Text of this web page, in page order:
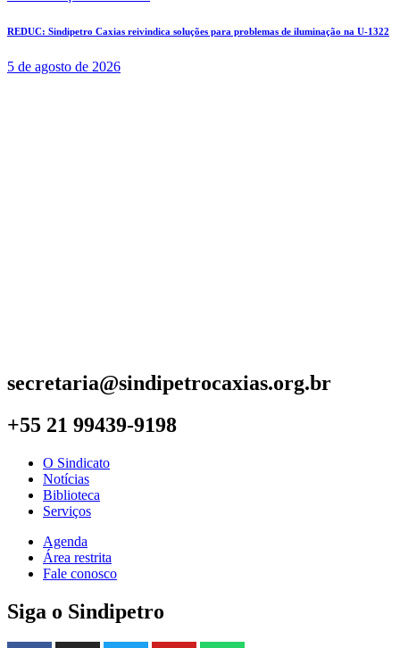
REDUC: Sindipetro Caxias reivindica soluções para problemas de iluminação na U-1322
5 de agosto de 2026
secretaria@sindipetrocaxias.org.br
+55 21 99439-9198
O Sindicato
Notícias
Biblioteca
Serviços
Agenda
Área restrita
Fale conosco
Siga o Sindipetro